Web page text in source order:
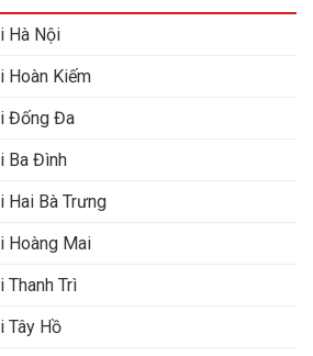
Hà Nội
Hoàn Kiếm
Đống Đa
Ba Đình
Hai Bà Trưng
Hoàng Mai
Thanh Trì
Tây Hồ